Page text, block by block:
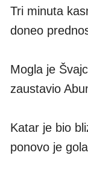
Tri minuta
doneo
Mogla je
zaustavio
Katar je bio
ponovo je